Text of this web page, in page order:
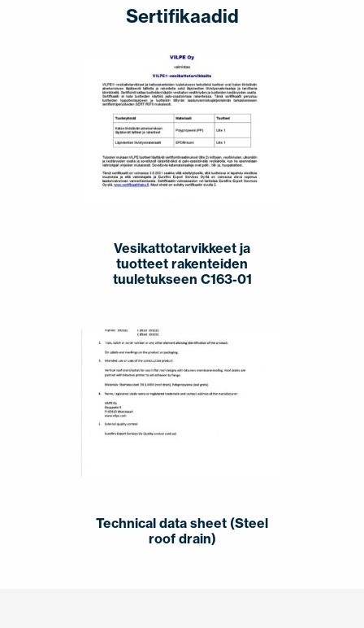
Sertifikaadid
Vesikattotarvikkeet ja
tuotteet rakenteiden
tuuletukseen C163-01
Technical data sheet (Steel
roof drain)